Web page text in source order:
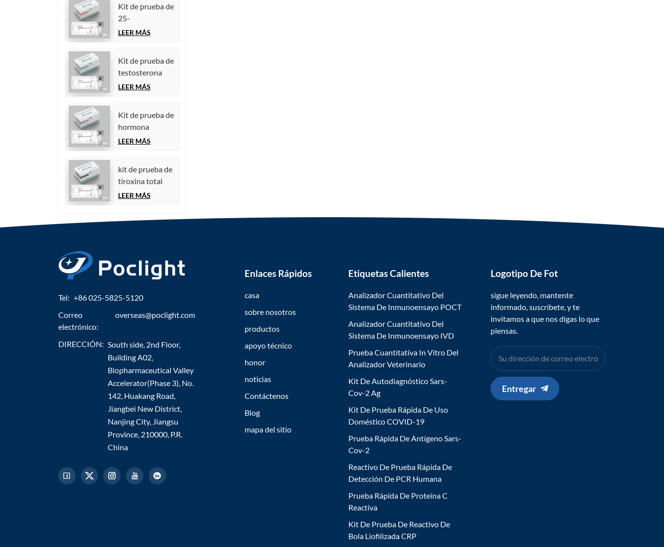
homogénea)
homogénea)
Kit de prueba de
25-
hidroxivitamina
de
quimioluminiscencia
homogénea))
LEER MÁS
Kit de prueba de
testosterona
(inmunoensayo
LEER MÁS
Kit de prueba de
hormona
estimulante del
LEER MÁS
kit de prueba de
tiroxina total
(TT4)
LEER MÁS
Tel: +86 025-5825-5120
Correo
electrónico:
overseas@poclight.com
DIRECCIÓN: South side, 2nd Floor,
Building A02,
Biopharmaceutical Valley
Accelerator(Phase 3), No.
142, Huakang Road,
Jiangbei New District,
Nanjing City, Jiangsu
Province, 210000, P.R.
China
Enlaces Rápidos
casa
sobre nosotros
productos
apoyo técnico
honor
noticias
Contáctenos
Blog
mapa del sitio
Etiquetas Calientes
Analizador Cuantitativo Del
Sistema De Inmunoensayo POCT
Analizador Cuantitativo Del
Sistema De Inmunoensayo IVD
Prueba Cuantitativa In Vitro Del
Analizador Veterinario
Kit De Autodiagnóstico Sars-
Cov-2 Ag
Kit De Prueba Rápida De Uso
Doméstico COVID-19
Prueba Rápida De Antígeno Sars-
Cov-2
Reactivo De Prueba Rápida De
Detección De PCR Humana
Prueba Rápida De Proteína C
Reactiva
Kit De Prueba De Reactivo De
Bola Liofilizada CRP
Logotipo De Fot
sigue leyendo, mantente
informado, suscríbete, y te
invitamos a que nos digas lo que
piensas.
Entregar